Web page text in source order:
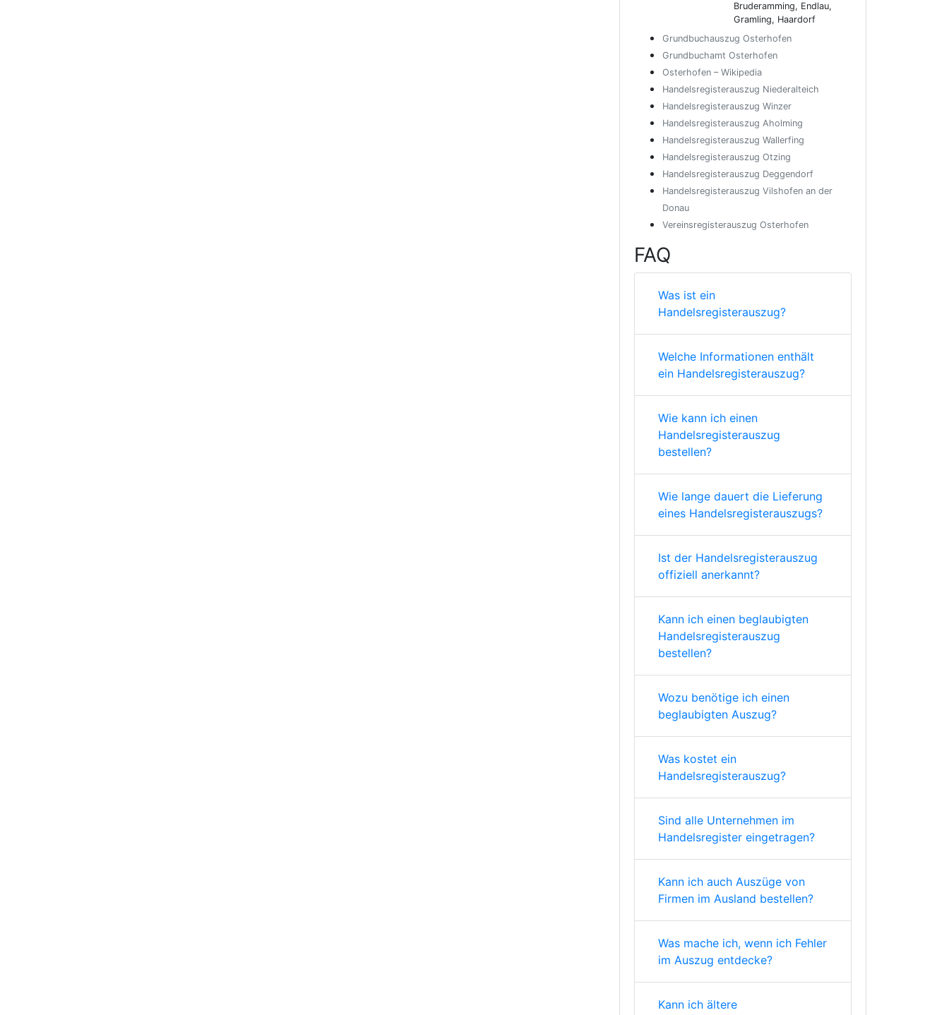
Bruderamming, Endlau,
Gramling, Haardorf
Grundbuchauszug Osterhofen
Grundbuchamt Osterhofen
Osterhofen – Wikipedia
Handelsregisterauszug Niederalteich
Handelsregisterauszug Winzer
Handelsregisterauszug Aholming
Handelsregisterauszug Wallerfing
Handelsregisterauszug Otzing
Handelsregisterauszug Deggendorf
Handelsregisterauszug Vilshofen an der
Donau
Vereinsregisterauszug Osterhofen
FAQ
Was ist ein
Handelsregisterauszug?
Welche Informationen enthält
ein Handelsregisterauszug?
Wie kann ich einen
Handelsregisterauszug
bestellen?
Wie lange dauert die Lieferung
eines Handelsregisterauszugs?
Ist der Handelsregisterauszug
offiziell anerkannt?
Kann ich einen beglaubigten
Handelsregisterauszug
bestellen?
Wozu benötige ich einen
beglaubigten Auszug?
Was kostet ein
Handelsregisterauszug?
Sind alle Unternehmen im
Handelsregister eingetragen?
Kann ich auch Auszüge von
Firmen im Ausland bestellen?
Was mache ich, wenn ich Fehler
im Auszug entdecke?
Kann ich ältere